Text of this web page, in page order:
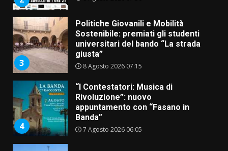
3
4
“I Contestatori: Musica di
Rivoluzione”: nuovo
appuntamento con “Fasano in
Banda”
5
US Fasano, Scianaro: “Profonda
amarezza per esclusione dal
campionato di calcio”
7 Agosto 2026 06:00